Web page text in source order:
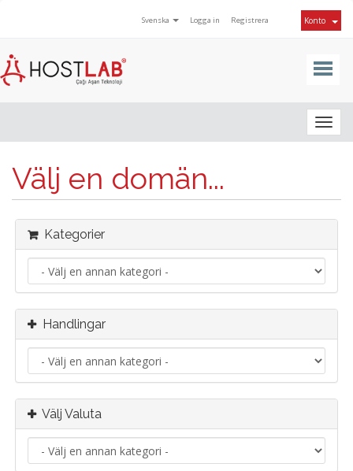
Svenska Logga in Registrera Konto
Välj en domän...
Kategorier
Handlingar
Välj Valuta